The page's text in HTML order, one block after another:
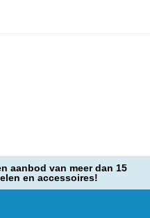
aanbod van meer dan 15
en accessoires!